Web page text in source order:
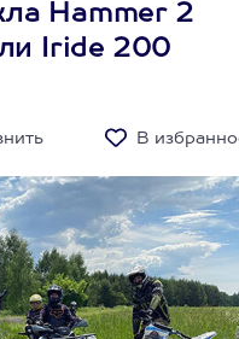
Hammer 2
Iride 200
В